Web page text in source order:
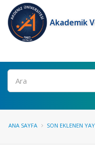
Akademik
Ara
ANA SAYFA SON EKLENEN